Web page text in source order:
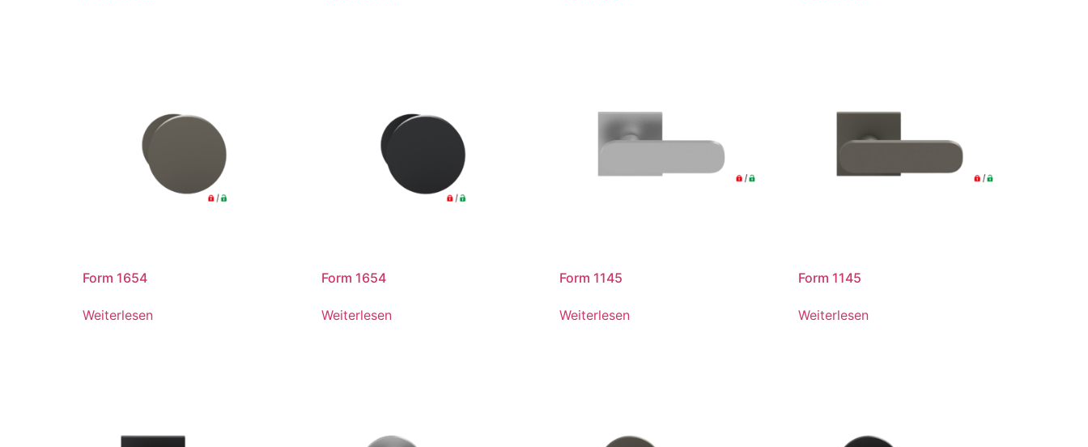
Form 1654
Weiterlesen
Form 1654
Weiterlesen
Form 1145
Weiterlesen
Form 1145
Weiterlesen